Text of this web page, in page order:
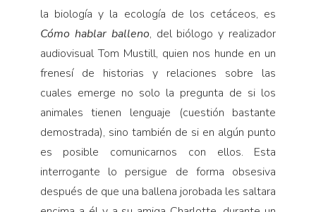
la biología y la ecología de los cetáceos, es
Cómo hablar balleno, del biólogo y realizador
audiovisual Tom Mustill, quien nos hunde en un
frenesí de historias y relaciones sobre las
cuales emerge no solo la pregunta de si los
animales tienen lenguaje (cuestión bastante
demostrada), sino también de si en algún punto
es posible comunicarnos con ellos. Esta
interrogante lo persigue de forma obsesiva
después de que una ballena jorobada les saltara